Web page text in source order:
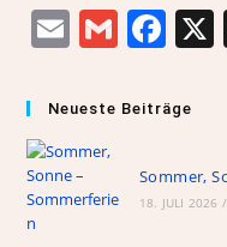
E
ai
l
G
ai
F
c
b
o
Neueste Beiträge
Sommer,
18. JULI 2026 /